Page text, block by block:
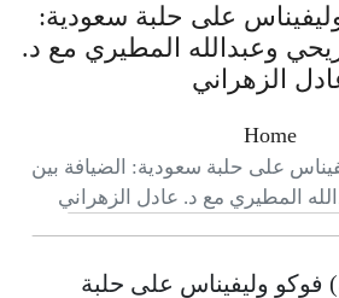
على حلبة سعودية:
وعبدالله المطيري مع د.
الزهراني
Home
على حلبة سعودية: الضيافة بين
المطيري مع د. عادل الزهراني
فوكو وليفيناس على حلبة